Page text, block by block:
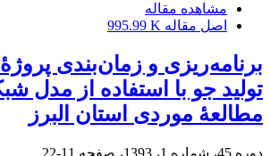
مشاهده مقاله
اصل مقاله 995.99 K
برنامه‌ریزی و زمان‌بندی
تولید جو با استفاده از مدل
مطالعۀ موردی استان البرز